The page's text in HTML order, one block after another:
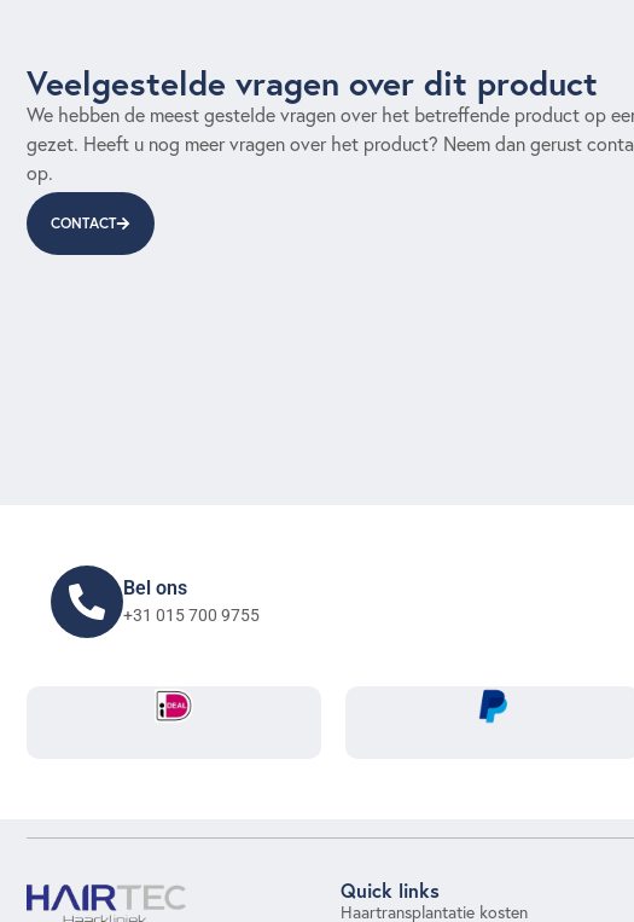
Veelgestelde vragen over dit product
We hebben de meest gestelde vragen over het betreffende product op
gezet. Heeft u nog meer vragen over het product? Neem dan gerust
op.
CONTACT
Bel ons
+31 015 700 9755
Quick links
Haartransplantatie kosten